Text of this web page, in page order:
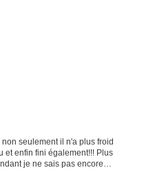
seulement il n'a plus froid
et enfin fini également!!! Plus
je ne sais pas encore